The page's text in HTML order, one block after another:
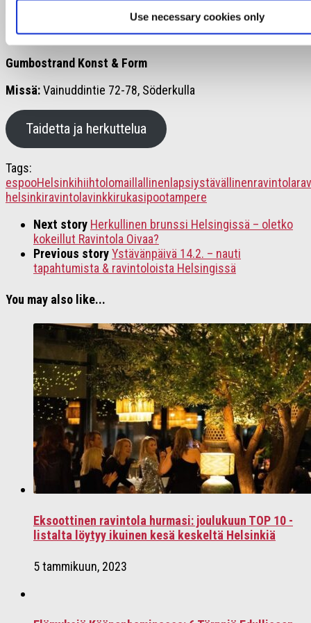
Use necessary cookies only
tullessa lämminhenkinen, vieraana tuntee itsensä
heti tervetulleeksi.” –asiakas Annika
Gumbostrand Konst & Form
Missä:Vainuddintie 72-78, Söderkulla
Taidetta ja herkuttelua
Tags:
espooHelsinkihiihtolomaillallinen lapsiystävällinenravintola
helsinkiravintolavinkkirukasipootampere
Next story Herkullinen brunssi Helsingissä – oletko
kokeillut Ravintola Oivaa?
Previous storyYstävänpäivä 14.2. – nauti
tapahtumista & ravintoloista Helsingissä
You may also like...
Eksoottinen ravintola hurmasi: joulukuun TOP 10 -
listalta löytyy ikuinen kesä keskeltä Helsinkiä
5 tammikuun, 2023